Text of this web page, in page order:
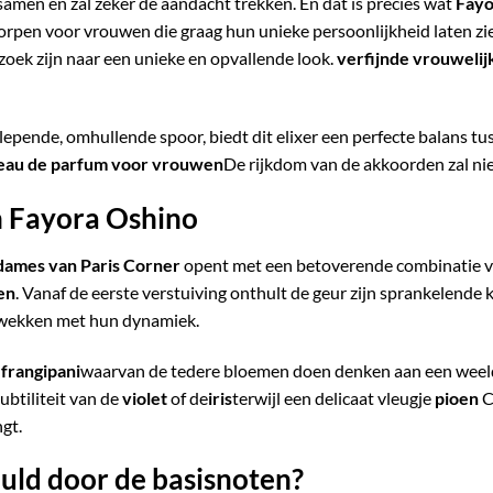
voor vrouwen die graag hun unieke persoonlijkheid laten
zijn naar een unieke en opvallende look.verfijnde
omhullende spoor, biedt dit elixer een perfecte balans
de parfum voor vrouwenDe rijkdom van de akkoorden zal
Fayora Oshino
van Paris Corneropent met een betoverende combinatie
. Vanaf de eerste verstuiving onthult de geur zijn sprankelende
met hun dynamiek.
frangipaniwaarvan de tedere bloemen doen denken aan een
van devioletof deiristerwijl een delicaat vleugje pioen
door de basisnoten?